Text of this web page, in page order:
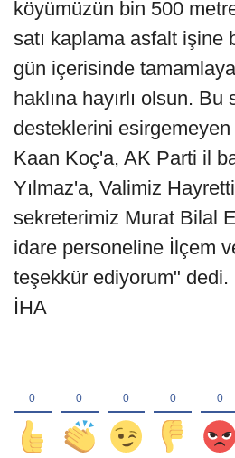
köyümüzün bin 500
satı kaplama asfalt işine
gün içerisinde
haklına hayırlı olsun.
desteklerini
Kaan Koç'a, AK Parti il
Yılmaz'a, Valimiz
sekreterimiz Murat Bilal
idare personeline İlçem
teşekkür ediyorum" dedi.
İHA